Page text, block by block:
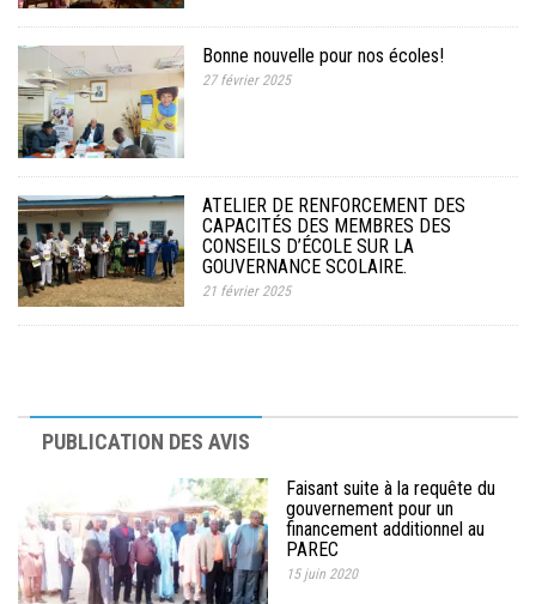
Bonne nouvelle pour nos écoles!
27 février 2025
ATELIER DE RENFORCEMENT DES
CAPACITÉS DES MEMBRES DES
CONSEILS D’ÉCOLE SUR LA
GOUVERNANCE SCOLAIRE.
21 février 2025
PUBLICATION DES AVIS
Faisant suite à la requête du
gouvernement pour un
financement additionnel au
PAREC
15 juin 2020